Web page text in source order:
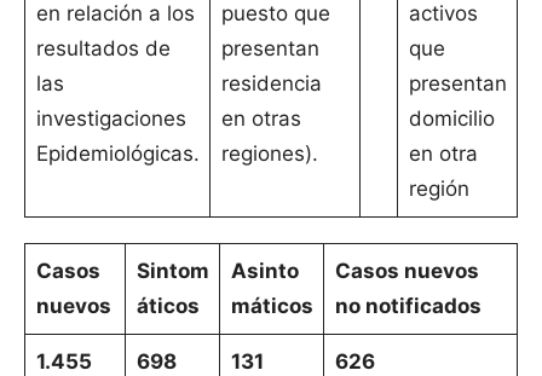
en relación a los
resultados de
las
investigaciones
Epidemiológicas.
puesto que
presentan
residencia
en otras
regiones).
activos
que
presentan
domicilio
en otra
región
Casos
nuevos
Sintom
áticos
Asinto
máticos
Casos nuevos
no notificados
1.455 698 131 626